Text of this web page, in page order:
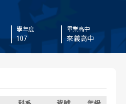
戰績排行
球隊資訊
戰績排行
球隊資訊
學年度
107
畢業高中
來義高中